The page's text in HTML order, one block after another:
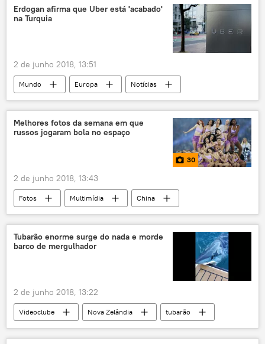
Eshkol
Kissufim
Forças de Defesa de Israel (FDI)
Erdogan afirma que Uber está 'acabado'
na Turquia
2 de junho 2018, 13:51
Mundo Europa
Notícias
Turquia
Recep Tayyip Erdogan
Uber
uber transporte
Melhores fotos da semana em que
russos jogaram bola no espaço
30
2 de junho 2018, 13:43
Fotos Multimídia
China
Índia
Donetsk
Coreia do Norte
Vladimir Putin
Shinzo Abe
Rosgvardiya
Liga dos Campeões
Tubarão enorme surge do nada e morde
barco de mergulhador
2 de junho 2018, 13:22
Videoclube Nova Zelândia
tubarão
ataque
mergulhadores